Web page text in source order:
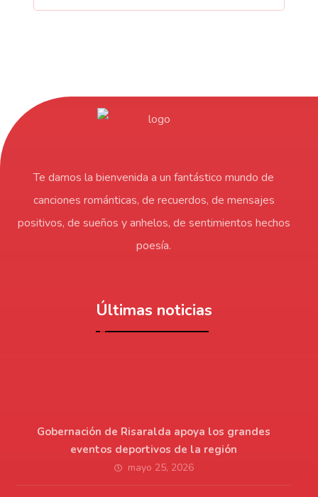
Te damos la bienvenida a un fantástico mundo de
canciones románticas, de recuerdos, de mensajes
positivos, de sueños y anhelos, de sentimientos hechos
poesía.
Últimas noticias
Gobernación de Risaralda apoya los grandes
eventos deportivos de la región
mayo 25, 2026